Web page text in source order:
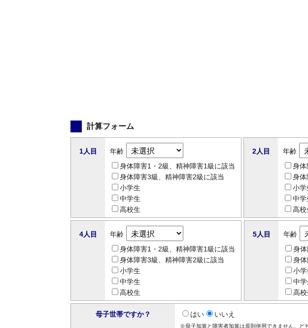
計算フォーム
1人目
年齢
身体障害1・2級、精神障害1級に該当
身体障害3級、精神障害2級に該当
小学生
中学生
高校生
2人目
年齢
身体
身体
小学
中学
高校
4人目
年齢
身体障害1・2級、精神障害1級に該当
身体障害3級、精神障害2級に該当
小学生
中学生
高校生
5人目
年齢
身
身
小学
中学
高校
母子世帯ですか？ はい いいえ
※母子加算と障害者加算は原則併用できません。ど